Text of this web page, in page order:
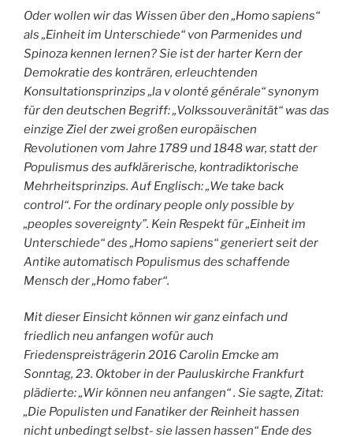
Oder wollen wir das Wissen über den „Homo sapiens“
als „Einheit im Unterschiede“ von Parmenides und
Spinoza kennen lernen? Sie ist der harter Kern der
Demokratie des konträren, erleuchtenden
Konsultationsprinzips „la v olonté générale“ synonym
für den deutschen Begriff: „Volkssouveränität“ was das
einzige Ziel der zwei großen europäischen
Revolutionen vom Jahre 1789 und 1848 war, statt der
Populismus des aufklärerische, kontradiktorische
Mehrheitsprinzips. Auf Englisch: „We take back
control“. For the ordinary people only possible by
„peoples sovereignty”. Kein Respekt für „Einheit im
Unterschiede“ des „Homo sapiens“ generiert seit der
Antike automatisch Populismus des schaffende
Mensch der „Homo faber“.
Mit dieser Einsicht können wir ganz einfach und
friedlich neu anfangen wofür auch
Friedenspreisträgerin 2016 Carolin Emcke am
Sonntag, 23. Oktober in der Pauluskirche Frankfurt
plädierte: „Wir können neu anfangen“ . Sie sagte, Zitat:
„Die Populisten und Fanatiker der Reinheit hassen
nicht unbedingt selbst- sie lassen hassen“ Ende des